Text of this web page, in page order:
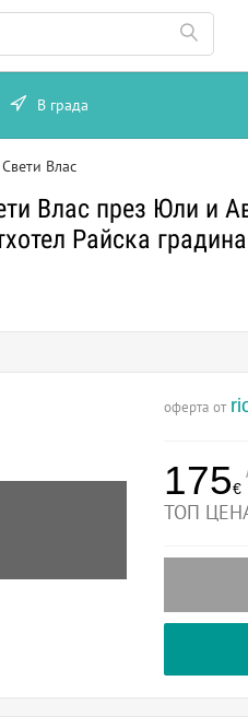
В града
Свети Влас
Влас през Юли и
Райска
оферта от
175€
ТОП